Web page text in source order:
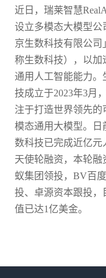
近日，瑞莱智慧
设立多模态大模型公
京生数科技有限公司
称生数科技），以加
通用人工智能能力。
技成立于2023年3月
注于打造世界领先的
模态通用大模型。日
数科技已完成近亿元
天使轮融资，本轮融
蚁集团领投，BV百
投、卓源资本跟投，
值已达1亿美金。